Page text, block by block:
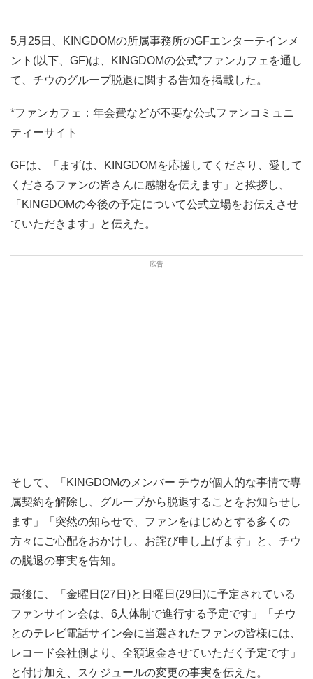
5月25日、KINGDOMの所属事務所のGFエンターテインメ
ント(以下、GF)は、KINGDOMの公式*ファンカフェを通し
て、チウのグループ脱退に関する告知を掲載した。
*ファンカフェ：年会費などが不要な公式ファンコミュニ
ティーサイト
GFは、「まずは、KINGDOMを応援してくださり、愛して
くださるファンの皆さんに感謝を伝えます」と挨拶し、
「KINGDOMの今後の予定について公式立場をお伝えさせ
ていただきます」と伝えた。
そして、「KINGDOMのメンバー チウが個人的な事情で専
属契約を解除し、グループから脱退することをお知らせし
ます」「突然の知らせで、ファンをはじめとする多くの
方々にご心配をおかけし、お詫び申し上げます」と、チウ
の脱退の事実を告知。
最後に、「金曜日(27日)と日曜日(29日)に予定されている
ファンサイン会は、6人体制で進行する予定です」「チウ
とのテレビ電話サイン会に当選されたファンの皆様には、
レコード会社側より、全額返金させていただく予定です」
と付け加え、スケジュールの変更の事実を伝えた。